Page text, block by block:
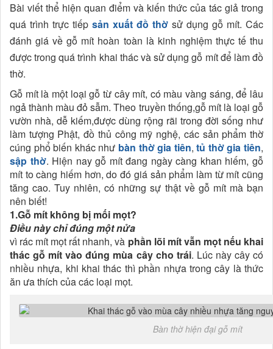
Bài viết thể hiện quan điểm và kiến thức của tác giả trong
quá trình trực tiếp sản xuất đồ thờ sử dụng gỗ mít. Các
đánh giá về gỗ mít hoàn toàn là kinh nghiệm thực tế thu
được trong quá trình khai thác và sử dụng gỗ mít để làm đồ
thờ.
Gỗ mít là một loại gỗ từ cây mít, có màu vàng sáng, để lâu
ngả thành màu đỏ sẫm. Theo truyền thống,gỗ mít là loại gỗ
vườn nhà, dễ kiếm,được dùng rộng rãi trong đời sống như
làm tượng Phật, đồ thủ công mỹ nghệ, các sản phẩm thờ
cúng phổ biến khác như bàn thờ gia tiên,tủ thờ gia tiên,
sập thờ. Hiện nay gỗ mít đang ngày càng khan hiếm, gỗ
mít to càng hiếm hơn, do đó giá sản phẩm làm từ mít cũng
tăng cao. Tuy nhiên, có những sự thật về gỗ mít mà bạn
nên biết!
1.Gỗ mít không bị mối mọt?
Điều này chỉ đúng một nửa
vì rác mít mọt rất nhanh, và phần lõi mít vẫn mọt nếu khai
thác gỗ mít vào đúng mùa cây cho trái. Lúc này cây có
nhiều nhựa, khi khai thác thì phần nhựa trong cây là thức
ăn ưa thích của các loại mọt.
Bàn thờ hiện đại gỗ mít